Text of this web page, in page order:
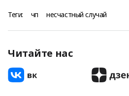
Теги: чп несчастный случай
Читайте нас